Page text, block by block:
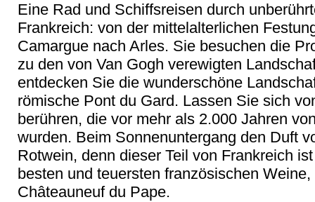
Eine Rad und Schiffsreisen durch
Frankreich: von der mittelalterlichen
Camargue nach Arles. Sie besuchen die
zu den von Van Gogh verewigten
entdecken Sie die wunderschöne
römische Pont du Gard. Lassen Sie sich
berühren, die vor mehr als 2.000 Jahren
wurden. Beim Sonnenuntergang den Duft
Rotwein, denn dieser Teil von Frankreich
besten und teuersten französischen
Châteauneuf du Pape.